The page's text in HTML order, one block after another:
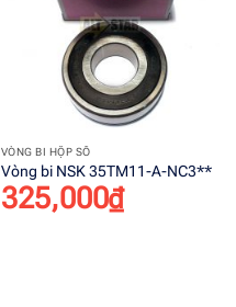
Add to
wishlist
VÒNG BI HỘP SỐ
Vòng bi NSK 35TM11-A-NC3**
325,000₫